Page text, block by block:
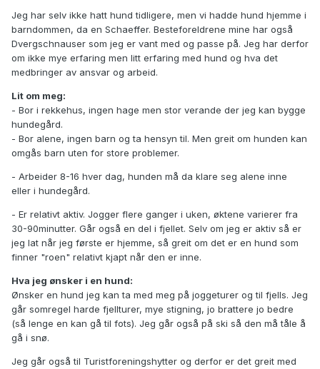
Jeg har selv ikke hatt hund tidligere, men vi hadde hund hjemme i
barndommen, da en Schaeffer. Besteforeldrene mine har også
Dvergschnauser som jeg er vant med og passe på. Jeg har derfor
om ikke mye erfaring men litt erfaring med hund og hva det
medbringer av ansvar og arbeid.
Lit om meg:
- Bor i rekkehus, ingen hage men stor verande der jeg kan bygge
hundegård.
- Bor alene, ingen barn og ta hensyn til. Men greit om hunden kan
omgås barn uten for store problemer.
- Arbeider 8-16 hver dag, hunden må da klare seg alene inne
eller i hundegård.
- Er relativt aktiv. Jogger flere ganger i uken, øktene varierer fra
30-90minutter. Går også en del i fjellet. Selv om jeg er aktiv så er
jeg lat når jeg første er hjemme, så greit om det er en hund som
finner "roen" relativt kjapt når den er inne.
Hva jeg ønsker i en hund:
Ønsker en hund jeg kan ta med meg på joggeturer og til fjells. Jeg
går somregel harde fjellturer, mye stigning, jo brattere jo bedre
(så lenge en kan gå til fots). Jeg går også på ski så den må tåle å
gå i snø.
Jeg går også til Turistforeningshytter og derfor er det greit med